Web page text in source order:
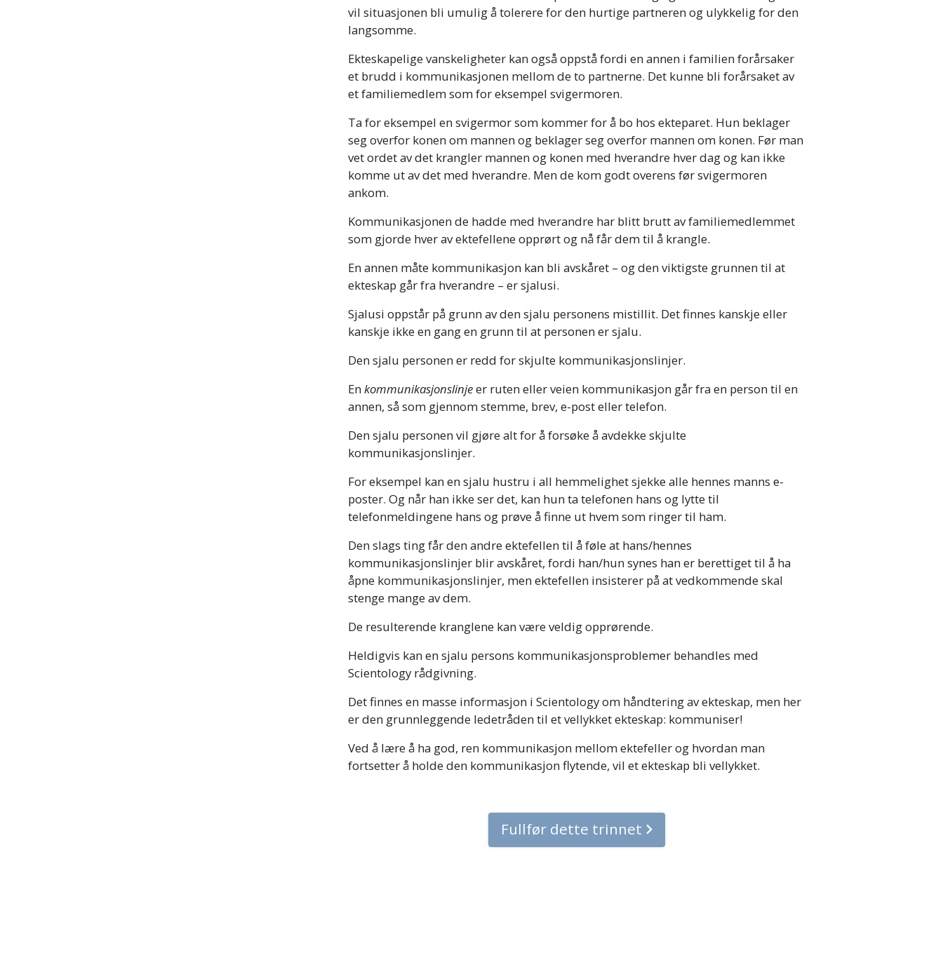
vil situasjonen bli umulig å tolerere for den hurtige partneren og ulykkelig for den
langsomme.
Ekteskapelige vanskeligheter kan også oppstå fordi en annen i familien forårsaker
et brudd i kommunikasjonen mellom de to partnerne. Det kunne bli forårsaket av
et familiemedlem som for eksempel svigermoren.
Ta for eksempel en svigermor som kommer for å bo hos ekteparet. Hun beklager
seg overfor konen om mannen og beklager seg overfor mannen om konen. Før man
vet ordet av det krangler mannen og konen med hverandre hver dag og kan ikke
komme ut av det med hverandre. Men de kom godt overens før svigermoren
ankom.
Kommunikasjonen de hadde med hverandre har blitt brutt av familiemedlemmet
som gjorde hver av ektefellene opprørt og nå får dem til å krangle.
En annen måte kommunikasjon kan bli avskåret – og den viktigste grunnen til at
ekteskap går fra hverandre – ersjalusi.
Sjalusi oppstår på grunn av den sjalu personens mistillit. Det finnes kanskje eller
kanskje ikke en gang en grunn til at personen er sjalu.
Den sjalu personen er redd for skjulte kommunikasjonslinjer.
Enkommunikasjonslinjeer ruten eller veien kommunikasjon går fra en person til en
annen, så som gjennom stemme, brev, e-post eller telefon.
Den sjalu personen vil gjøre alt for å forsøke å avdekke skjulte
kommunikasjonslinjer.
For eksempel kan en sjalu hustru i all hemmelighet sjekke alle hennes manns e-
poster. Og når han ikke ser det, kan hun ta telefonen hans og lytte til
telefonmeldingene hans og prøve å finne ut hvem som ringer til ham.
Den slags ting får den andre ektefellen til å føle at hans/hennes
kommunikasjonslinjer blir avskåret, fordi han/hun synes han er berettiget til å ha
åpne kommunikasjonslinjer, men ektefellen insisterer på at vedkommende skal
stenge mange av dem.
De resulterende kranglene kan være veldig opprørende.
Heldigvis kan en sjalu persons kommunikasjonsproblemer behandles med
Scientology rådgivning.
Det finnes en masse informasjon i Scientology om håndtering av ekteskap, men her
er den grunnleggende ledetråden til et vellykket ekteskap: kommuniser!
Ved å lære å ha god, ren kommunikasjon mellom ektefeller og hvordan man
fortsetter å holde den kommunikasjon flytende, vil et ekteskap bli vellykket.
Fullfør dette trinnet